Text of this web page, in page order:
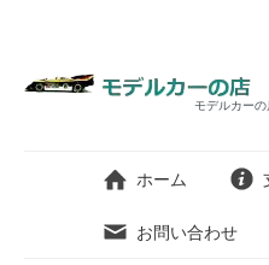
モデルカー
ホーム
お問い合わせ